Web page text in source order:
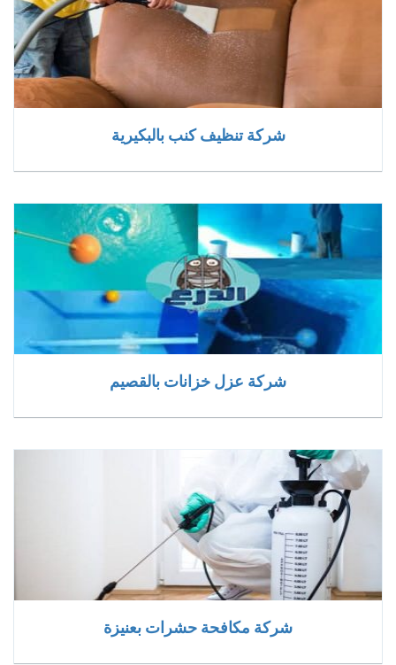
شركة تنظيف كنب بالبكيرية
شركة عزل خزانات بالقصيم
شركة مكافحة حشرات بعنيزة